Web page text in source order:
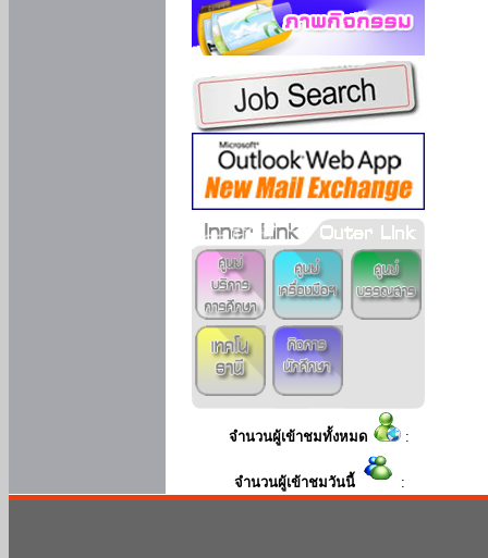
จำนวนผู้เข้าชมทั้งหมด :
จำนวนผู้เข้าชมวันนี้ :